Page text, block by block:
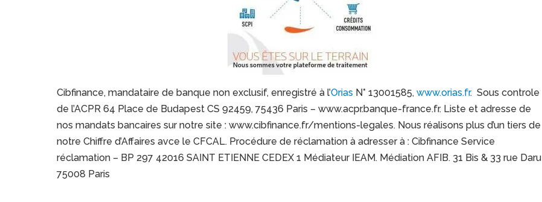
Cibfinance, mandataire de banque non exclusif, enregistré à l’Orias N° 13001585,www.orias.fr. Sous controle
de l’ACPR 64 Place de Budapest CS 92459, 75436 Paris – www.acpr.banque-france.fr. Liste et adresse de
nos mandats bancaires sur notre site : www.cibfinance.fr/mentions-legales. Nous réalisons plus d’un tiers de
notre Chiffre d’Affaires avce le CFCAL. Procédure de réclamation à adresser à : Cibfinance Service
réclamation – BP 297 42016 SAINT ETIENNE CEDEX 1 Médiateur IEAM. Médiation AFIB. 31 Bis & 33 rue Daru
75008 Paris